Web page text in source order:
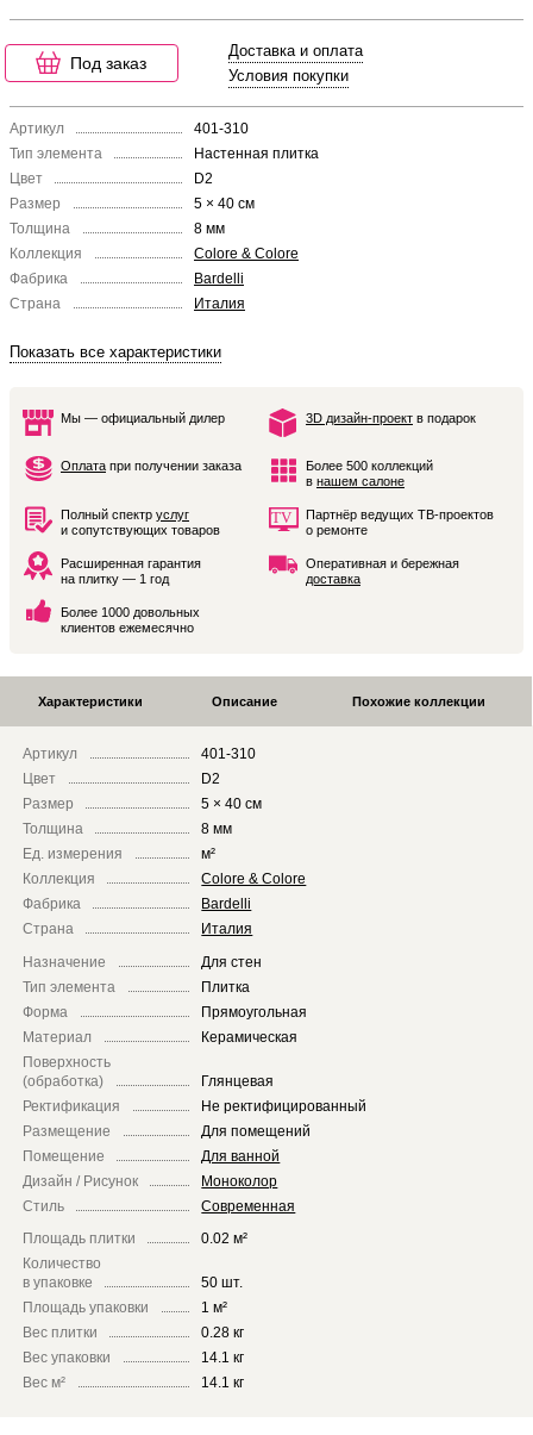
Под заказ
Доставка и оплата
Условия покупки
Артикул
401-310
Тип элемента
Настенная плитка
Цвет
D2
Размер
5 × 40 см
Толщина
8 мм
Коллекция
Colore & Colore
Фабрика
Bardelli
Страна
Италия
Показать все характеристики
Мы — официальный дилер 3D дизайн-проект в подарок
Оплата при получении заказа
Более 500 коллекций
в нашем салоне
Полный спектр услуг
и сопутствующих товаров
Партнёр ведущих ТВ-проектов
о ремонте
Расширенная гарантия
на плитку — 1 год
Оперативная и бережная
доставка
Более 1000 довольных
клиентов ежемесячно
Характеристики Описание Похожие коллекции
Артикул
401-310
Цвет
D2
Размер
5 × 40 см
Толщина
8 мм
Ед. измерения
м²
Коллекция
Colore & Colore
Фабрика
Bardelli
Страна
Италия
Назначение
Для стен
Тип элемента
Плитка
Форма
Прямоугольная
Материал
Керамическая
Поверхность
(обработка)
Глянцевая
Ректификация
Не ректифицированный
Размещение
Для помещений
Помещение
Для ванной
Дизайн / Рисунок
Моноколор
Стиль
Современная
Площадь плитки
0.02 м²
Количество
в упаковке
50 шт.
Площадь упаковки
1 м²
Вес плитки
0.28 кг
Вес упаковки
14.1 кг
Вес м²
14.1 кг